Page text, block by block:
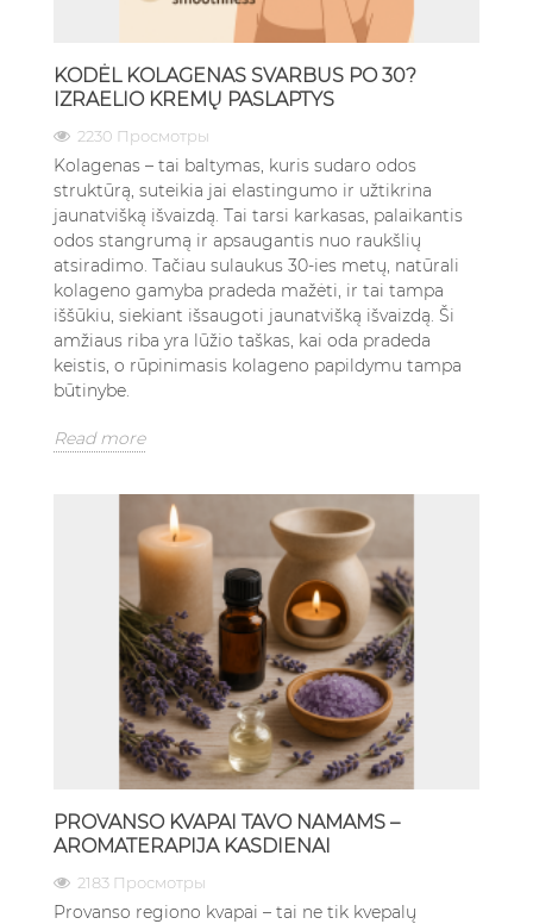
KODĖL KOLAGENAS SVARBUS PO 30?
IZRAELIO KREMŲ PASLAPTYS
2230 Просмотры
Kolagenas – tai baltymas, kuris sudaro odos
struktūrą, suteikia jai elastingumo ir užtikrina
jaunatvišką išvaizdą. Tai tarsi karkasas, palaikantis
odos stangrumą ir apsaugantis nuo raukšlių
atsiradimo. Tačiau sulaukus 30-ies metų, natūrali
kolageno gamyba pradeda mažėti, ir tai tampa
iššūkiu, siekiant išsaugoti jaunatvišką išvaizdą. Ši
amžiaus riba yra lūžio taškas, kai oda pradeda
keistis, o rūpinimasis kolageno papildymu tampa
būtinybe.
Read more
PROVANSO KVAPAI TAVO NAMAMS –
AROMATERAPIJA KASDIENAI
2183 Просмотры
Provanso regiono kvapai – tai ne tik kvepalų